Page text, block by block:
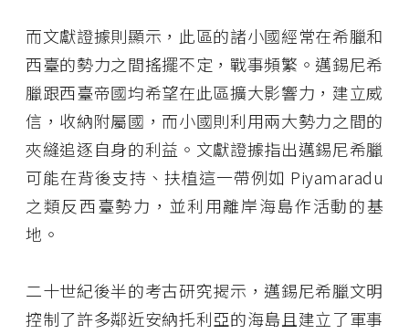
而文獻證據則顯示，此區的諸小國經常在希臘和
西臺的勢力之間搖擺不定，戰事頻繁。邁錫尼希
臘跟西臺帝國均希望在此區擴大影響力，建立威
信，收納附屬國，而小國則利用兩大勢力之間的
夾縫追逐自身的利益。文獻證據指出邁錫尼希臘
可能在背後支持、扶植這一帶例如 Piyamaradu
之類反西臺勢力，並利用離岸海島作活動的基
地。
二十世紀後半的考古研究揭示，邁錫尼希臘文明
控制了許多鄰近安納托利亞的海島且建立了軍事